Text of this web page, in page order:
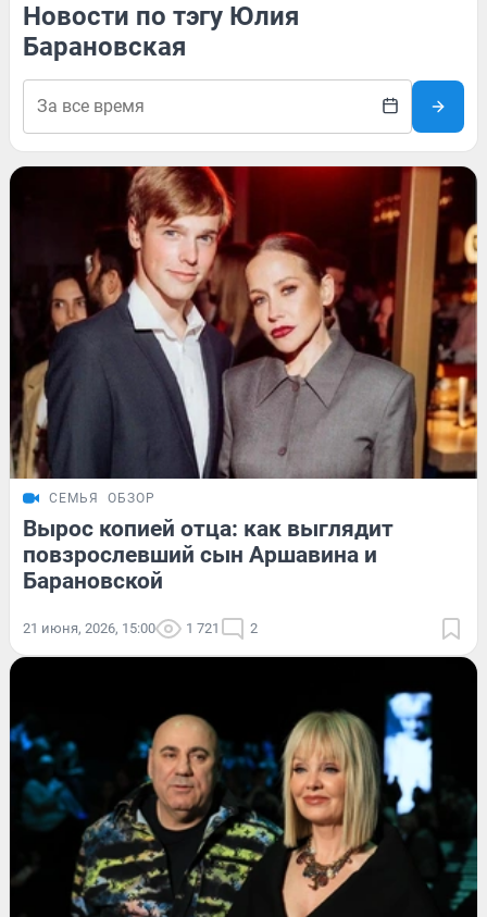
Новости по тэгу Юлия
Барановская
СЕМЬЯ ОБЗОР
Вырос копией отца: как выглядит
повзрослевший сын Аршавина и
Барановской
21 июня, 2026, 15:00 1 721 2